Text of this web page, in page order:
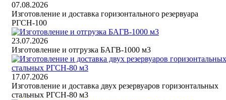
07.08.2026
Изготовление и доставка горизонтального резервуара
РГСН-100
23.07.2026
Изготовление и отгрузка БАГВ-1000 м3
17.07.2026
Изготовление и доставка двух резервуаров горизонтальных
стальных РГСН-80 м3